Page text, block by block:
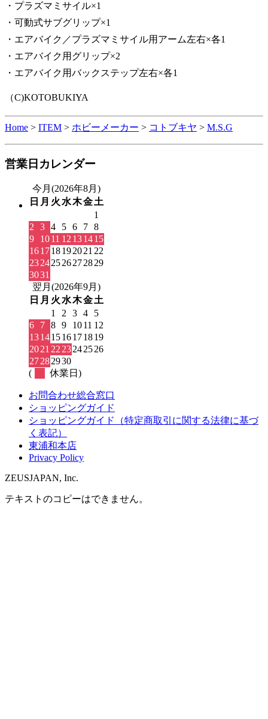
・プラズマミサイル×1
・可動式サブグリップ×1
・エアバイク／プラズマミサイル用アーム左右×各1
・エアバイク用グリップ×2
・エアバイク用バックステップ左右×各1
（C)KOTOBUKIYA
Home > ITEM > ホビーメーカー > コトブキヤ > M.S.G
営業日カレンダー
今月(2026年8月)
日 月 火 水木金土
1
2
3 4 5 6 7 8
9
1011 12 131415
161718192021 22
23242526272829
3031
翌月(2026年9月)
日 月 火 水木金土
1
2 3 4
5
6
7 8 9 1011 12
13141516171819
2021 22 23242526
27282930
(
休業日)
お問合わせ総合窓口
ショッピングガイド
ショッピングガイド（特定商取引に関する法律に基づ
く表記）
東浦和本店
Privacy Policy
ZEUSJAPAN, Inc.
テキストのコピーはできません。